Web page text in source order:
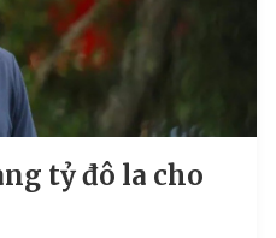
tỷ đô la cho